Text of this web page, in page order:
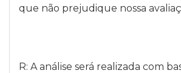
que não prejudique nossa
R: A análise será realizada com